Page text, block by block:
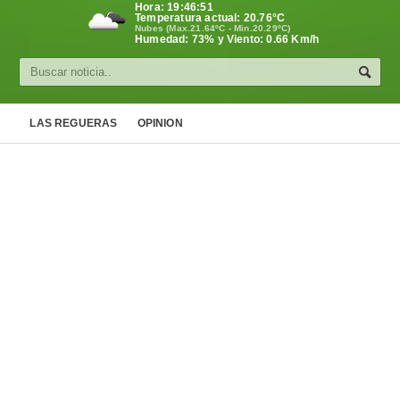
Cultura
Hora:19:46:51
Temperatura actual: 20.76°C
Nubes (Max.21.64ºC - Min.20.29ºC)
Humedad: 73% y Viento: 0.66 Km/h
LAS REGUERAS OPINION